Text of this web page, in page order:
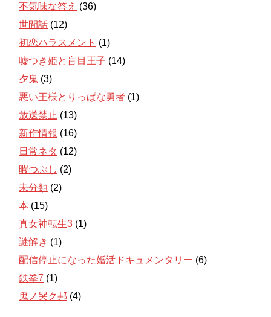
不気味な答え (36)
世間話 (12)
初恋ハラスメント (1)
嘘つき姫と盲目王子 (14)
夕鬼 (3)
悪い王様とりっぱな勇者 (1)
放送禁止 (13)
新作情報 (16)
日常ネタ (12)
暇つぶし (2)
未分類 (2)
本 (15)
真女神転生3 (1)
謎解き (1)
配信停止になった婚活ドキュメンタリー (6)
鉄拳7 (1)
鬼ノ哭ク邦 (4)